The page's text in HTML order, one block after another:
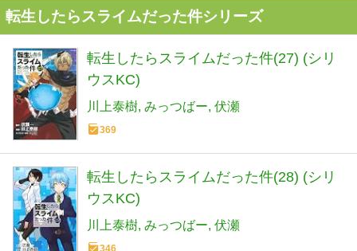
転生したらスライムだった件シリーズ
転生したらスライムだった件(27) (シリ
ウスKC)
川上泰樹 みっつばー 伏瀬
369
転生したらスライムだった件(28) (シリ
ウスKC)
川上泰樹 みっつばー 伏瀬